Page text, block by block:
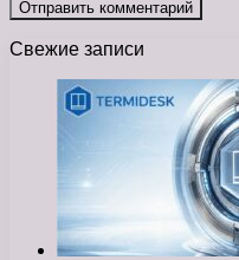
Свежие записи